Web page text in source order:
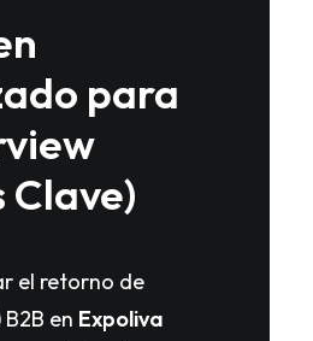
para
Clave)
el retorno de
en Expoliva